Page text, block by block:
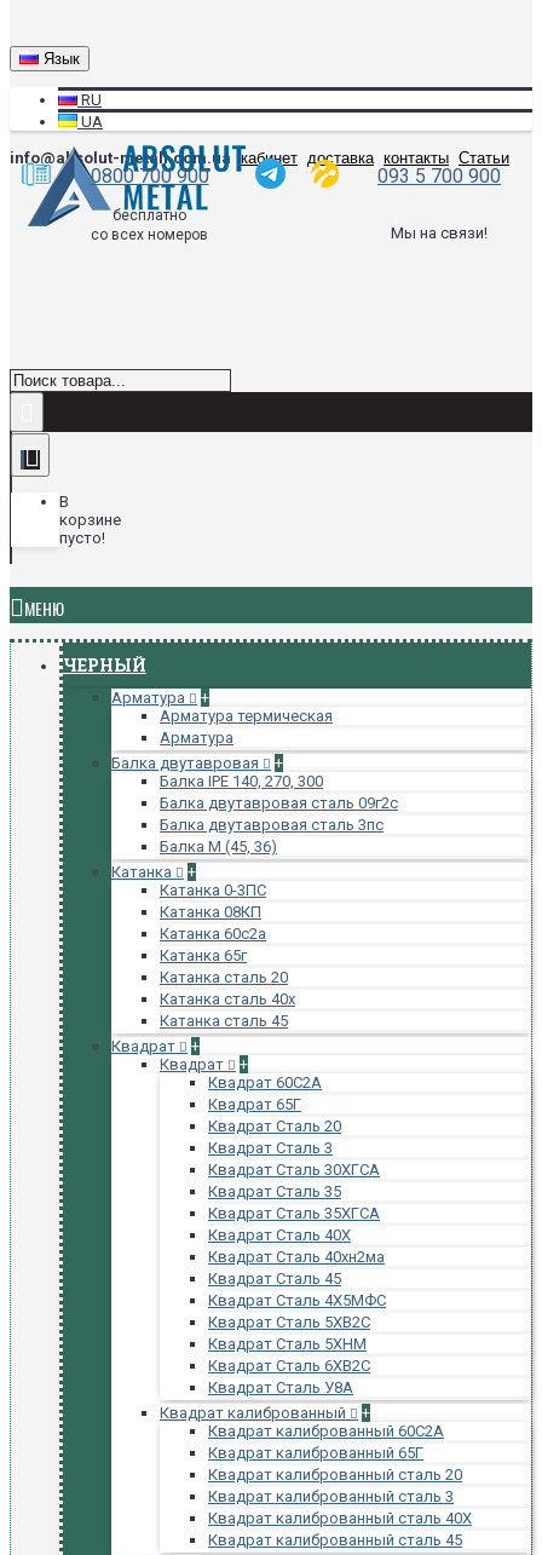
Язык
RU
UA
info@absolut-metall.com.ua
кабинет доставка контакты Статьи
0800 700 900 093 5 700 900
бесплатно
со всех номеров
Мы на связи!
В
корзине
пусто!
МЕНЮ
ЧЕРНЫЙ
Арматура
+
Арматура термическая
Арматура
Балка двутавровая
+
Балка IPE 140, 270, 300
Балка двутавровая сталь 09г2с
Балка двутавровая сталь 3пс
Балка М (45, 36)
Катанка
+
Катанка 0-3ПС
Катанка 08КП
Катанка 60с2а
Катанка 65г
Катанка сталь 20
Катанка сталь 40х
Катанка сталь 45
Квадрат
+
Квадрат
+
Квадрат 60С2А
Квадрат 65Г
Квадрат Сталь 20
Квадрат Сталь 3
Квадрат Сталь 30ХГСА
Квадрат Сталь 35
Квадрат Сталь 35ХГСА
Квадрат Сталь 40Х
Квадрат Сталь 40хн2ма
Квадрат Сталь 45
Квадрат Сталь 4Х5МФС
Квадрат Сталь 5ХВ2С
Квадрат Сталь 5ХНМ
Квадрат Сталь 6ХВ2С
Квадрат Сталь У8А
Квадрат калиброванный
+
Квадрат калиброванный 60С2А
Квадрат калиброванный 65Г
Квадрат калиброванный сталь 20
Квадрат калиброванный сталь 3
Квадрат калиброванный сталь 40Х
Квадрат калиброванный сталь 45